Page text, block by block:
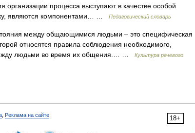
процесса выступают в качестве особой
являются компонентами… …
Педагогический словарь
между общающимися людьми – это специфическая
относятся правила соблюдения необходимого,
людьми во время их общения.… …
Культура речевого
18+
Реклама на сайте